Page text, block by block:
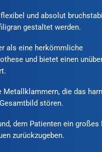
und absolut
gestaltet werden.
als eine herkömmliche
und bietet einen
Metallklammern, die das
stören.
dem Patienten ein großes
zurückzugeben.